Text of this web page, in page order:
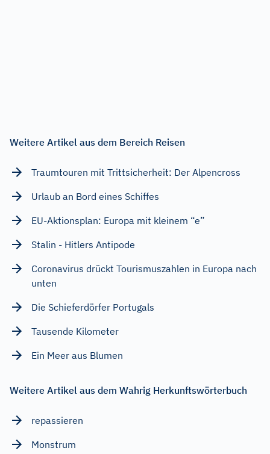
Weitere Artikel aus dem Bereich Reisen
Traumtouren mit Trittsicherheit: Der Alpencross
Urlaub an Bord eines Schiffes
EU-Aktionsplan: Europa mit kleinem “e”
Stalin - Hitlers Antipode
Coronavirus drückt Tourismuszahlen in Europa nach
unten
Die Schieferdörfer Portugals
Tausende Kilometer
Ein Meer aus Blumen
Weitere Artikel aus dem Wahrig Herkunftswörterbuch
repassieren
Monstrum